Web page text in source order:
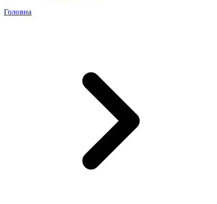
Головна